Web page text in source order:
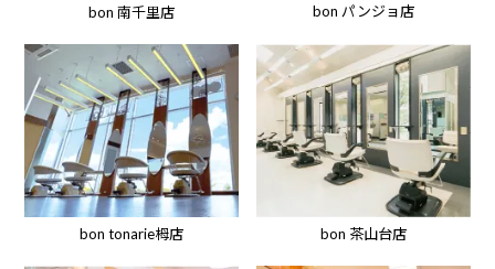
bon 南千里店 bon パンジョ店
bon tonarie栂店 bon 茶山台店